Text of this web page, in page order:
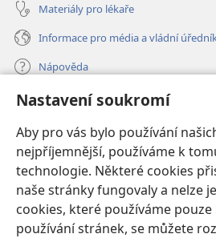
Nastavení soukromí
Aby pro vás bylo používání
nejpříjemnější, používáme k
technologie. Některé cookies
naše stránky fungovaly a nelze
cookies, které používáme
používání stránek, se můžete
Materiály pro lékaře
Informace pro média a vládní
Nápověda
Dary
nové
okno) ONLINE KNIHOVNA Strážné věže
(otevřeno
nové
okno)JW Hub®
(otevřeno
nové
okno)JW Library